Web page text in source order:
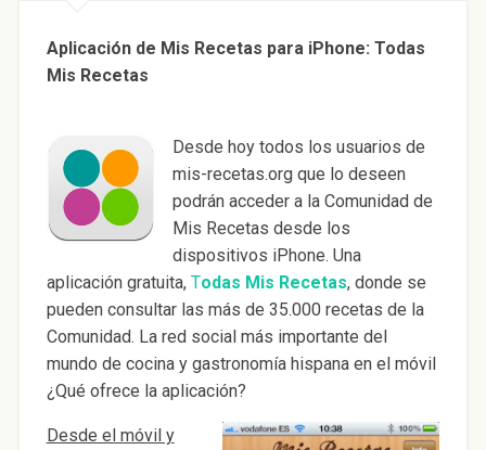
Aplicación de Mis Recetas para iPhone: Todas
Mis Recetas
Desde hoy todos los usuarios de
mis-recetas.org que lo deseen
podrán acceder a la Comunidad de
Mis Recetas desde los
dispositivos iPhone. Una
aplicación gratuita, Todas Mis Recetas, donde se
pueden consultar las más de 35.000 recetas de la
Comunidad. La red social más importante del
mundo de cocina y gastronomía hispana en el móvil
¿Qué ofrece la aplicación?
Desde el móvil y